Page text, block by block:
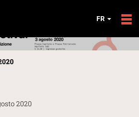
FR
Festival 2020
2020